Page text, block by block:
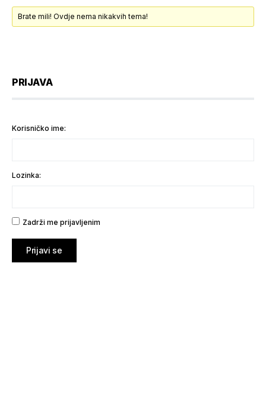
Brate mili! Ovdje nema nikakvih tema!
PRIJAVA
Korisničko ime:
Lozinka:
Zadrži me prijavljenim
Prijavi se